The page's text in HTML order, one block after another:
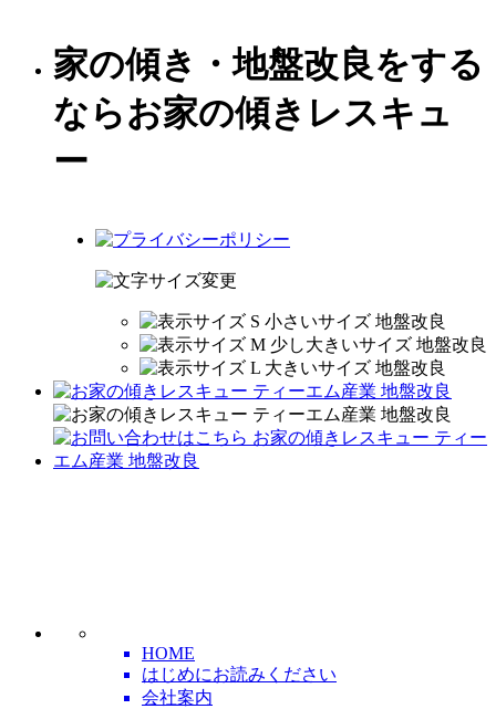
家の傾き・地盤改良をする
ならお家の傾きレスキュ
ー
HOME
はじめにお読みください
会社案内